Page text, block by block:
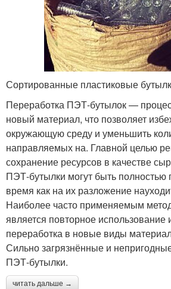
Сортированные пластиковые
Переработка ПЭТ-бутылок —
новый материал, что позволяет
окружающую среду и уменьшить
направляемых на. Главной целью
сохранение ресурсов в качестве
ПЭТ-бутылки могут быть полностью
время как на их разложение
Наиболее часто применяемым
является повторное использование
переработка в новые виды
Сильно загрязнённые и
ПЭТ-бутылки.
читать дальше →